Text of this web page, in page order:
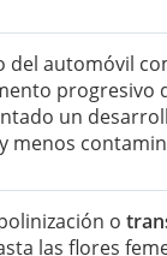
del automóvil
progresivo
un
menos
o
las flores